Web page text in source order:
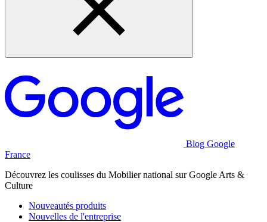
Blog Google
France
Découvrez les coulisses du Mobilier national sur Google Arts &
Culture
Nouveautés produits
Nouvelles de l'entreprise